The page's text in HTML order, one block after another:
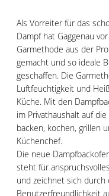
Als Vorreiter für das
Dampf hat Gaggenau
Garmethode aus der
gemacht und so ideale
geschaffen. Die
Luftfeuchtigkeit und
Küche. Mit den
im Privathaushalt auf
backen, kochen, grillen
Küchenchef.
Die neue
steht für
und zeichnet sich
Benutzerfreundlichkeit